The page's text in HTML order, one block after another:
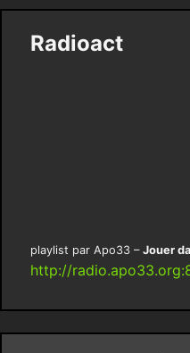
Radioact
playlist par Apo33 – Jouer
http://